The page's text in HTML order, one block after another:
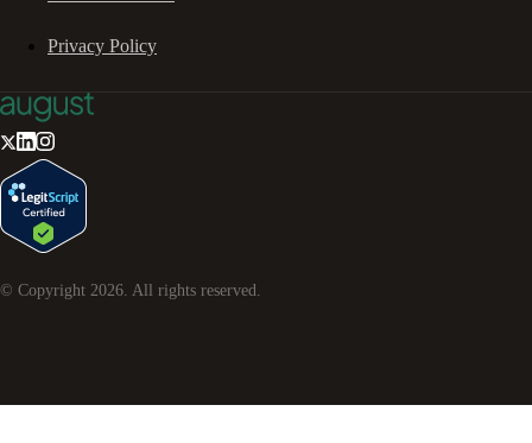
Privacy Policy
© Copyright 2026 . All rights reserved.